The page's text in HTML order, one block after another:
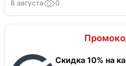
8 августа 0
Скидка 10% на